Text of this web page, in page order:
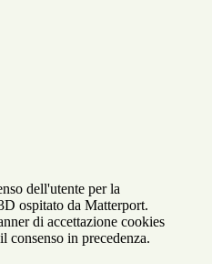
dell'utente per la
ospitato da Matterport.
di accettazione cookies
consenso in precedenza.